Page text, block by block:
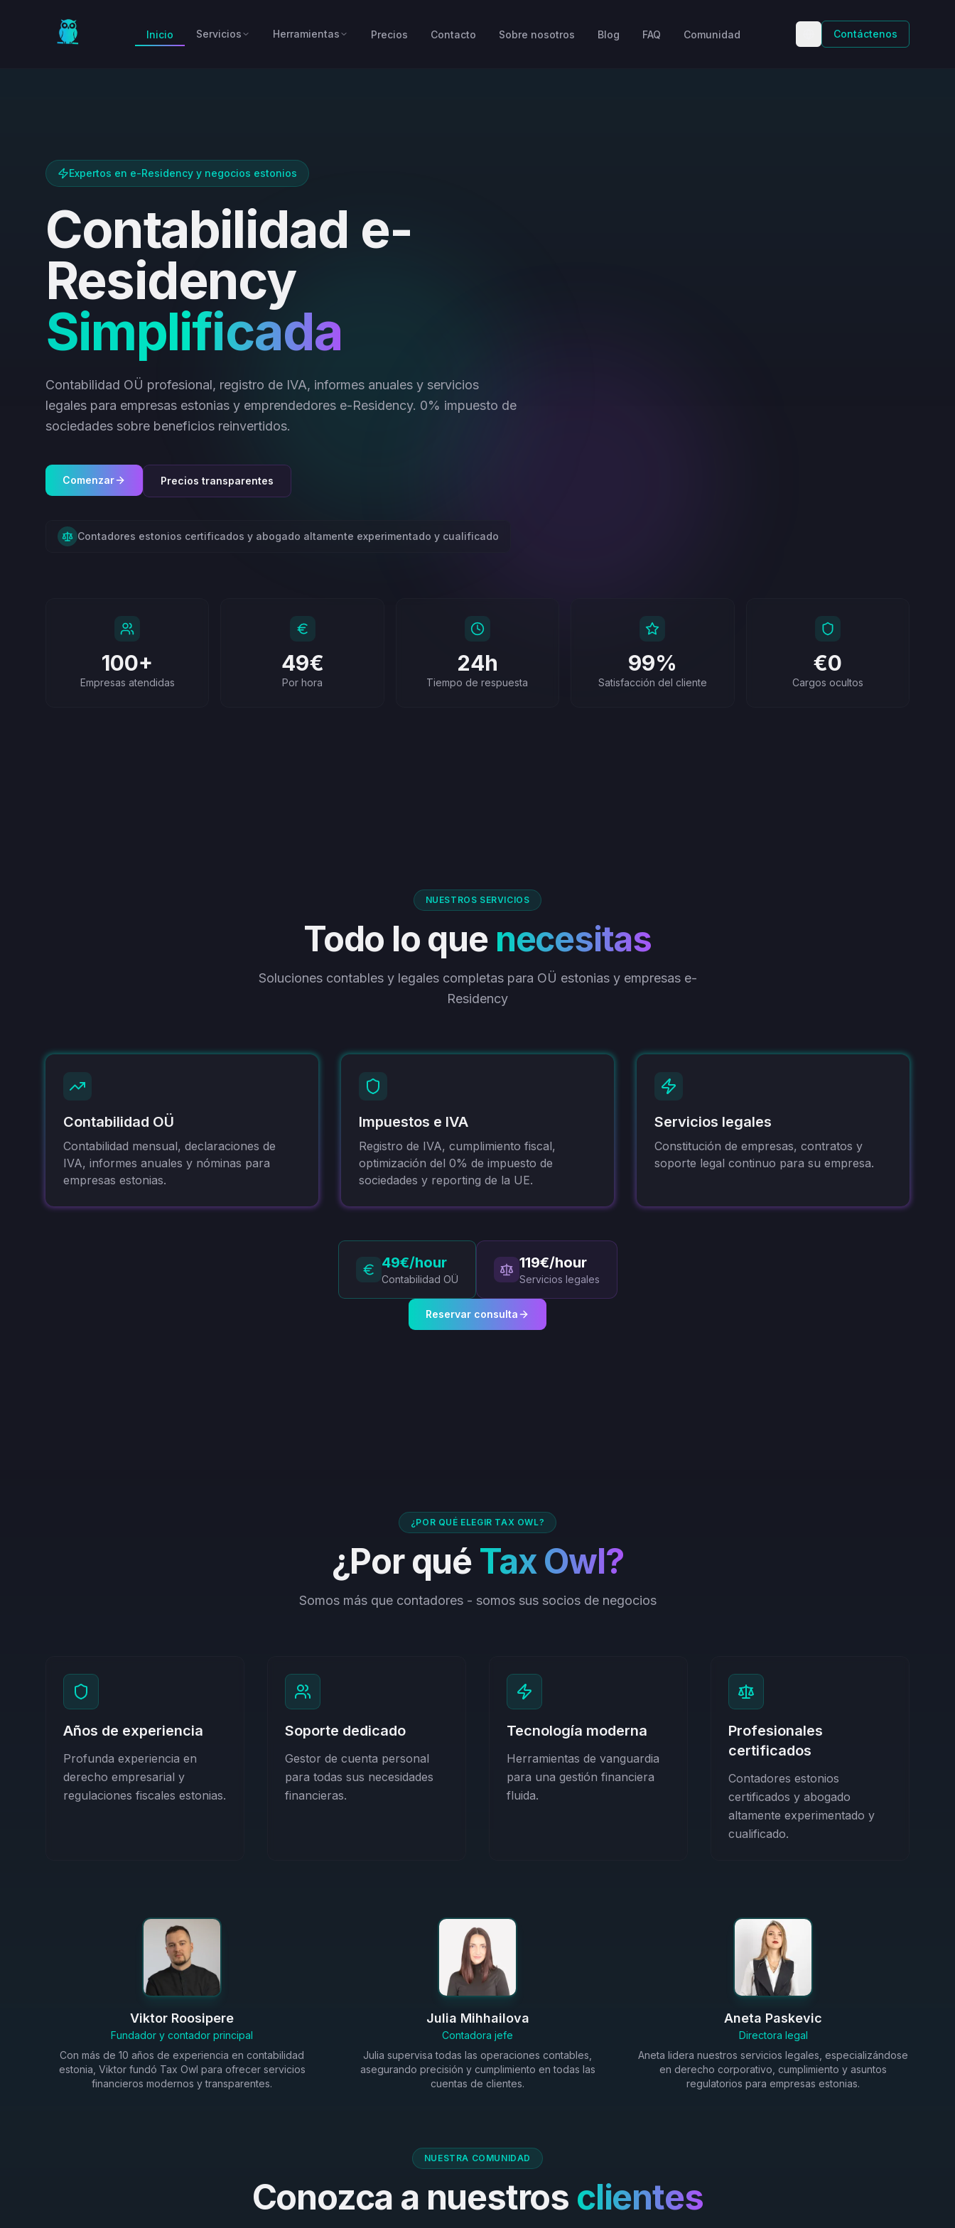
Inicio Servicios Herramientas Precios Contacto Sobre nosotros Blog FAQ Comunidad Contáctenos
Expertos en e-Residency y negocios estonios
Contabilidad e-
Residency
Simplificada
Contabilidad OÜ profesional, registro de IVA, informes anuales y servicios
legales para empresas estonias y emprendedores e-Residency. 0% impuesto de
sociedades sobre beneficios reinvertidos.
Comenzar Precios transparentes
Contadores estonios certificados y abogado altamente experimentado y cualificado
100+
Empresas atendidas
49€
Por hora
24h
Tiempo de respuesta
99%
Satisfacción del cliente
€0
Cargos ocultos
NUESTROS SERVICIOS
Todo lo que necesitas
Soluciones contables y legales completas para OÜ estonias y empresas e-
Residency
Contabilidad OÜ
Contabilidad mensual, declaraciones de
IVA, informes anuales y nóminas para
empresas estonias.
Impuestos e IVA
Registro de IVA, cumplimiento fiscal,
optimización del 0% de impuesto de
sociedades y reporting de la UE.
Servicios legales
Constitución de empresas, contratos y
soporte legal continuo para su empresa.
49€/hour
Contabilidad OÜ
119€/hour
Servicios legales
Reservar consulta
¿POR QUÉ ELEGIR TAX OWL?
¿Por qué Tax Owl?
Somos más que contadores - somos sus socios de negocios
Años de experiencia
Profunda experiencia en
derecho empresarial y
regulaciones fiscales estonias.
Soporte dedicado
Gestor de cuenta personal
para todas sus necesidades
financieras.
Tecnología moderna
Herramientas de vanguardia
para una gestión financiera
fluida.
Profesionales
certificados
Contadores estonios
certificados y abogado
altamente experimentado y
cualificado.
Viktor Roosipere
Fundador y contador principal
Con más de 10 años de experiencia en contabilidad
estonia, Viktor fundó Tax Owl para ofrecer servicios
financieros modernos y transparentes.
Julia Mihhailova
Contadora jefe
Julia supervisa todas las operaciones contables,
asegurando precisión y cumplimiento en todas las
cuentas de clientes.
Aneta Paskevic
Directora legal
Aneta lidera nuestros servicios legales, especializándose
en derecho corporativo, cumplimiento y asuntos
regulatorios para empresas estonias.
NUESTRA COMUNIDAD
Conozca a nuestros clientes